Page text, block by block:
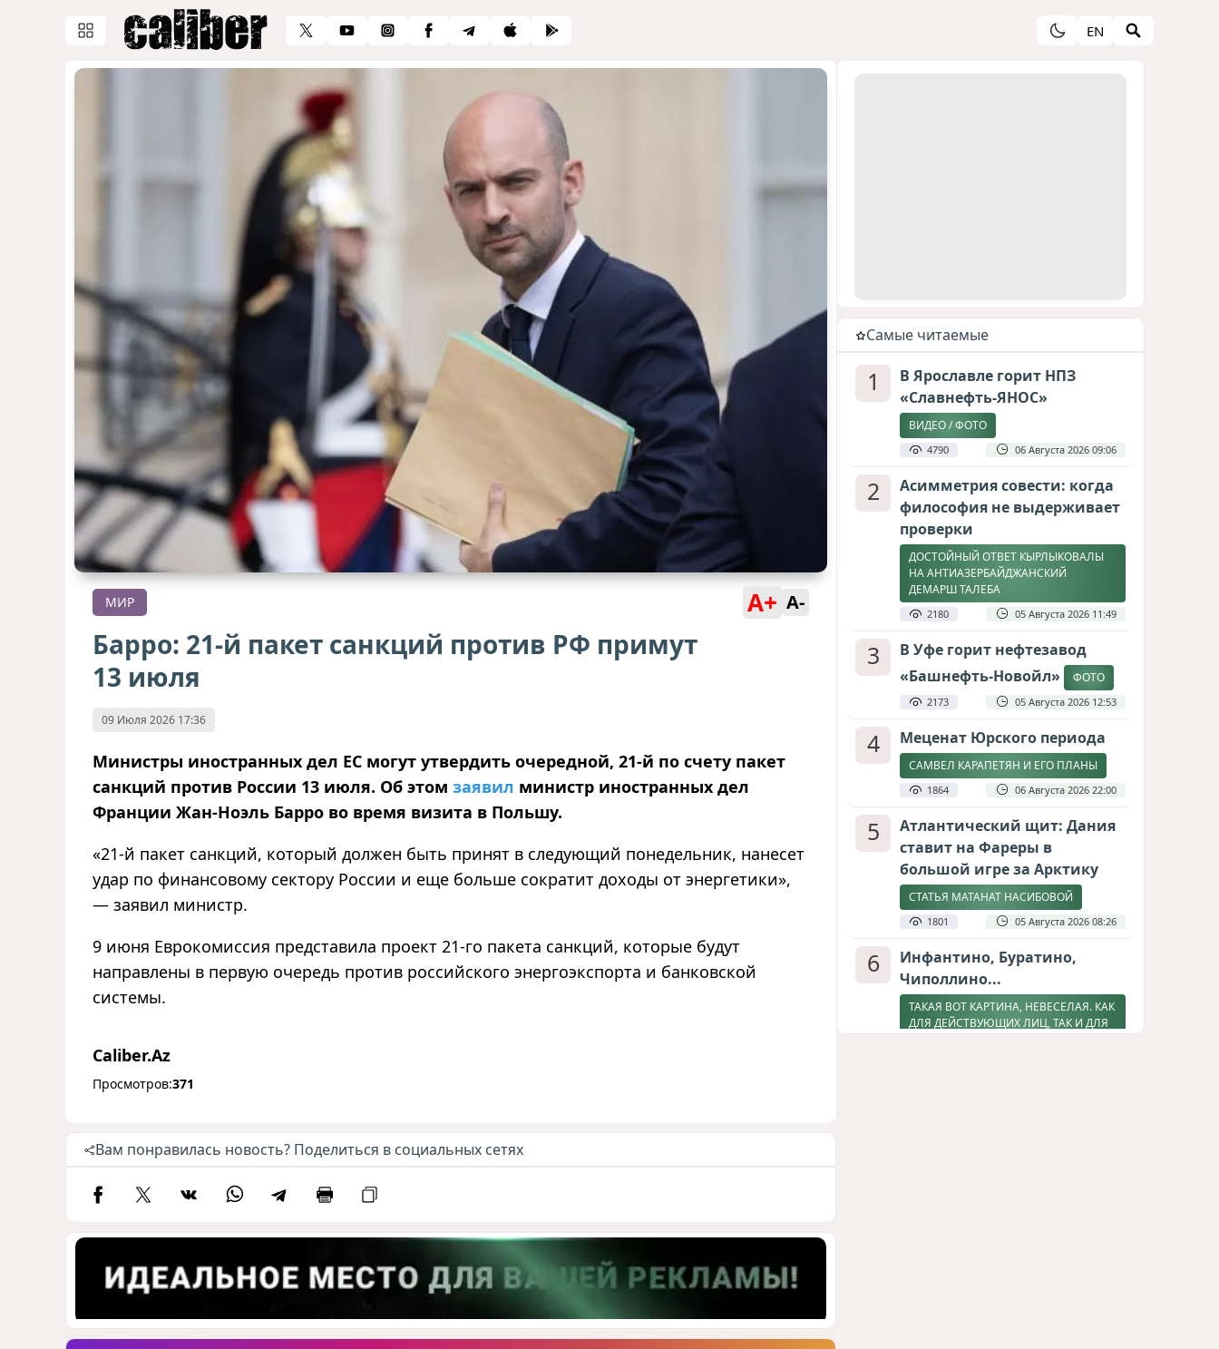
EN
МИР A+ A-
Барро: 21-й пакет санкций против РФ примут
13 июля
09 Июля 2026 17:36
Министры иностранных дел ЕС могут утвердить очередной, 21-й по счету пакет
санкций против России 13 июля. Об этом заявил министр иностранных дел
Франции Жан-Ноэль Барро во время визита в Польшу.
«21-й пакет санкций, который должен быть принят в следующий понедельник, нанесет
удар по финансовому сектору России и еще больше сократит доходы от энергетики»,
— заявил министр.
9 июня Еврокомиссия представила проект 21-го пакета санкций, которые будут
направлены в первую очередь против российского энергоэкспорта и банковской
системы.
Caliber.Az
Просмотров:371
Вам понравилась новость? Поделиться в социальных сетях
Cамые читаемые
1
В Ярославле горит НПЗ
«Славнефть-ЯНОС»
ВИДЕО / ФОТО
4790 06 Августа 2026 09:06
2
Асимметрия совести: когда
философия не выдерживает
проверки
ДОСТОЙНЫЙ ОТВЕТ КЫРЛЫКОВАЛЫ
НА АНТИАЗЕРБАЙДЖАНСКИЙ
ДЕМАРШ ТАЛЕБА
2180 05 Августа 2026 11:49
3
В Уфе горит нефтезавод
«Башнефть-Новойл»
ФОТО
2173 05 Августа 2026 12:53
4 Меценат Юрского периода
САМВЕЛ КАРАПЕТЯН И ЕГО ПЛАНЫ
1864 06 Августа 2026 22:00
5
Атлантический щит: Дания
ставит на Фареры в
большой игре за Арктику
СТАТЬЯ МАТАНАТ НАСИБОВОЙ
1801 05 Августа 2026 08:26
6
Инфантино, Буратино,
Чиполлино...
ТАКАЯ ВОТ КАРТИНА, НЕВЕСЕЛАЯ. КАК
ДЛЯ ДЕЙСТВУЮЩИХ ЛИЦ, ТАК И ДЛЯ